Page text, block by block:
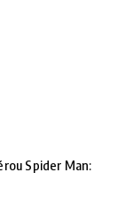
Spider Man: